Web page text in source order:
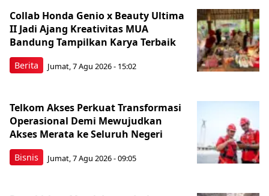
Berita
Collab Honda Genio x Beauty Ultima
II Jadi Ajang Kreativitas MUA
Bandung Tampilkan Karya Terbaik
Jumat, 7 Agu 2026 - 15:02
Bisnis
Telkom Akses Perkuat Transformasi
Operasional Demi Mewujudkan
Akses Merata ke Seluruh Negeri
Jumat, 7 Agu 2026 - 09:05